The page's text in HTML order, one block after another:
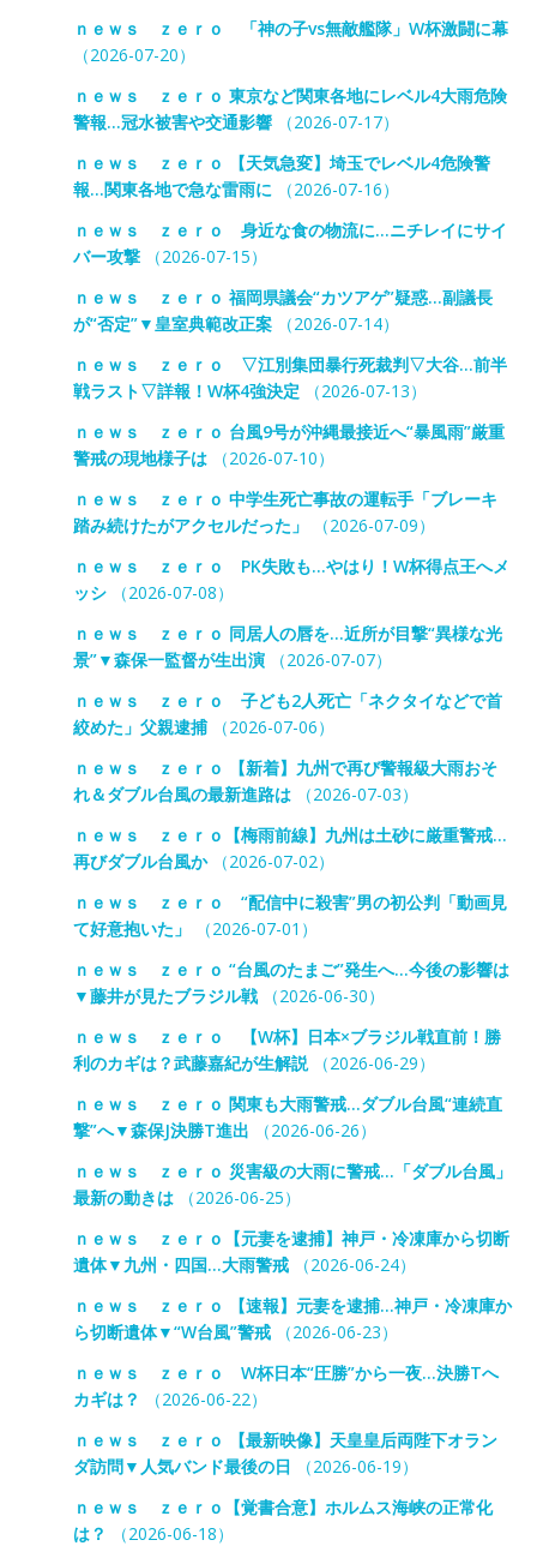
ｎｅｗｓ ｚｅｒｏ 「神の子vs無敵艦隊」W杯激闘に幕
（2026-07-20）
ｎｅｗｓ ｚｅｒｏ 東京など関東各地にレベル4大雨危険
警報…冠水被害や交通影響（2026-07-17）
ｎｅｗｓ ｚｅｒｏ 【天気急変】埼玉でレベル4危険警
報…関東各地で急な雷雨に （2026-07-16）
ｎｅｗｓ ｚｅｒｏ 身近な食の物流に…ニチレイにサイ
バー攻撃（2026-07-15）
ｎｅｗｓ ｚｅｒｏ 福岡県議会“カツアゲ”疑惑…副議長
が“否定”▼皇室典範改正案（2026-07-14）
ｎｅｗｓ ｚｅｒｏ ▽江別集団暴行死裁判▽大谷…前半
戦ラスト▽詳報！W杯4強決定 （2026-07-13）
ｎｅｗｓ ｚｅｒｏ 台風9号が沖縄最接近へ“暴風雨”厳重
警戒の現地様子は（2026-07-10）
ｎｅｗｓ ｚｅｒｏ 中学生死亡事故の運転手「ブレーキ
踏み続けたがアクセルだった」
（2026-07-09）
ｎｅｗｓ ｚｅｒｏ PK失敗も…やはり！W杯得点王へメ
ッシ（2026-07-08）
ｎｅｗｓ ｚｅｒｏ 同居人の唇を…近所が目撃“異様な光
景”▼森保一監督が生出演（2026-07-07）
ｎｅｗｓ ｚｅｒｏ 子ども2人死亡「ネクタイなどで首
絞めた」父親逮捕（2026-07-06）
ｎｅｗｓ ｚｅｒｏ 【新着】九州で再び警報級大雨おそ
れ＆ダブル台風の最新進路は（2026-07-03）
ｎｅｗｓ ｚｅｒｏ【梅雨前線】九州は土砂に厳重警戒…
再びダブル台風か（2026-07-02）
ｎｅｗｓ ｚｅｒｏ “配信中に殺害”男の初公判「動画見
て好意抱いた」
（2026-07-01）
ｎｅｗｓ ｚｅｒｏ “台風のたまご”発生へ…今後の影響は
▼藤井が見たブラジル戦（2026-06-30）
ｎｅｗｓ ｚｅｒｏ 【W杯】日本×ブラジル戦直前！勝
利のカギは？武藤嘉紀が生解説（2026-06-29）
ｎｅｗｓ ｚｅｒｏ 関東も大雨警戒…ダブル台風“連続直
撃”へ▼森保J決勝T進出 （2026-06-26）
ｎｅｗｓ ｚｅｒｏ 災害級の大雨に警戒…「ダブル台風」
最新の動きは（2026-06-25）
ｎｅｗｓ ｚｅｒｏ【元妻を逮捕】神戸・冷凍庫から切断
遺体▼九州・四国…大雨警戒（2026-06-24）
ｎｅｗｓ ｚｅｒｏ 【速報】元妻を逮捕…神戸・冷凍庫か
ら切断遺体▼“W台風”警戒（2026-06-23）
ｎｅｗｓ ｚｅｒｏ W杯日本“圧勝”から一夜…決勝Tへ
カギは？
（2026-06-22）
ｎｅｗｓ ｚｅｒｏ 【最新映像】天皇皇后両陛下オラン
ダ訪問▼人気バンド最後の日 （2026-06-19）
ｎｅｗｓ ｚｅｒｏ【覚書合意】ホルムス海峡の正常化
は？
（2026-06-18）